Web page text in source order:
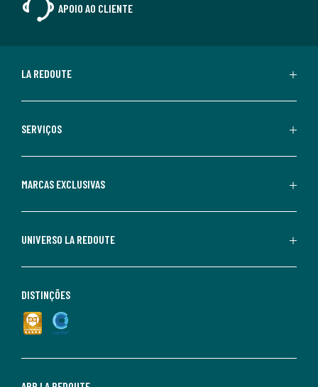
APOIO AO CLIENTE
LA REDOUTE
SERVIÇOS
MARCAS EXCLUSIVAS
UNIVERSO LA REDOUTE
DISTINÇÕES